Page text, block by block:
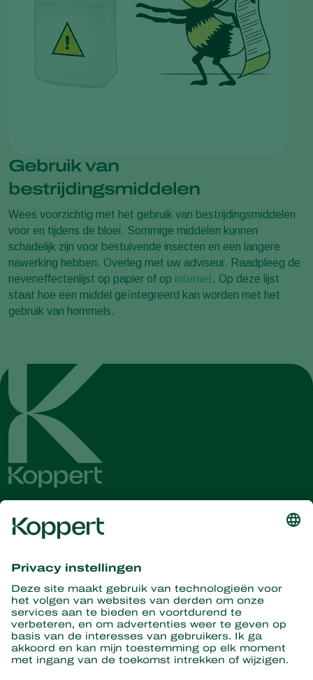
Gebruik van
bestrijdingsmiddelen
Wees voorzichtig met het gebruik van bestrijdingsmiddelen
voor en tijdens de bloei. Sommige middelen kunnen
schadelijk zijn voor bestuivende insecten en een langere
nawerking hebben. Overleg met uw adviseur. Raadpleeg de
neveneffectenlijst op papier of op internet. Op deze lijst
staat hoe een middel geïntegreerd kan worden met het
gebruik van hommels.
Ontvang het laatste nieuws en
informatie
Hier aanmelden
Partners with Nature
Roofmijten